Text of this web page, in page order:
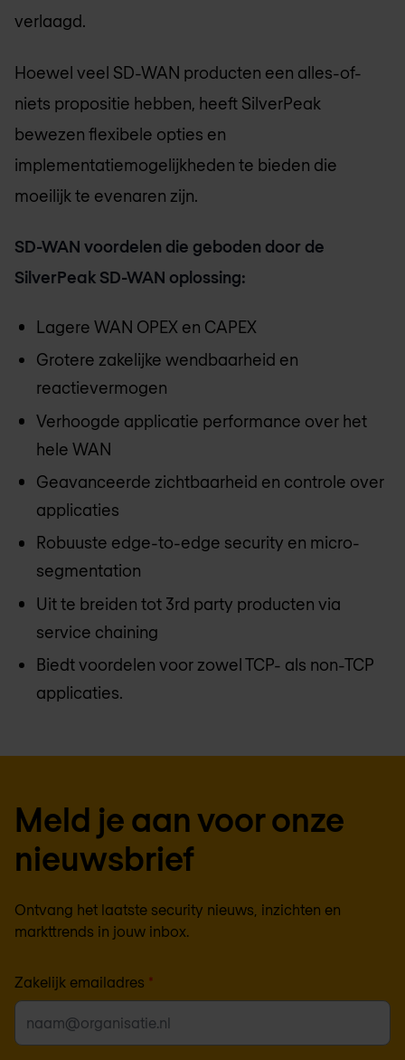
verlaagd.
Hoewel veel SD-WAN producten een alles-of-
niets propositie hebben, heeft SilverPeak
bewezen flexibele opties en
implementatiemogelijkheden te bieden die
moeilijk te evenaren zijn.
SD-WAN voordelen die geboden door de
SilverPeak SD-WAN oplossing:
Lagere WAN OPEX en CAPEX
Grotere zakelijke wendbaarheid en
reactievermogen
Verhoogde applicatie performance over het
hele WAN
Geavanceerde zichtbaarheid en controle over
applicaties
Robuuste edge-to-edge security en micro-
segmentation
Uit te breiden tot 3rd party producten via
service chaining
Biedt voordelen voor zowel TCP- als non-TCP
applicaties.
Meld je aan voor onze
nieuwsbrief
Ontvang het laatste security nieuws, inzichten en
markttrends in jouw inbox.
Zakelijk emailadres *